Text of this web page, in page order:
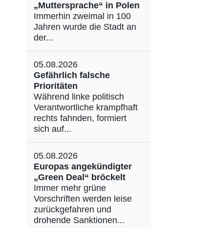
„Muttersprache“ in Polen
Immerhin zweimal in 100
Jahren wurde die Stadt an
der...
05.08.2026
Gefährlich falsche
Prioritäten
Während linke politisch
Verantwortliche krampfhaft
rechts fahnden, formiert
sich auf...
05.08.2026
Europas angekündigter
„Green Deal“ bröckelt
Immer mehr grüne
Vorschriften werden leise
zurückgefahren und
drohende Sanktionen...